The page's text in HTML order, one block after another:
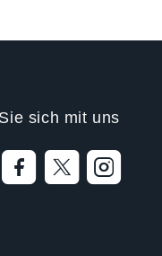
sich mit uns